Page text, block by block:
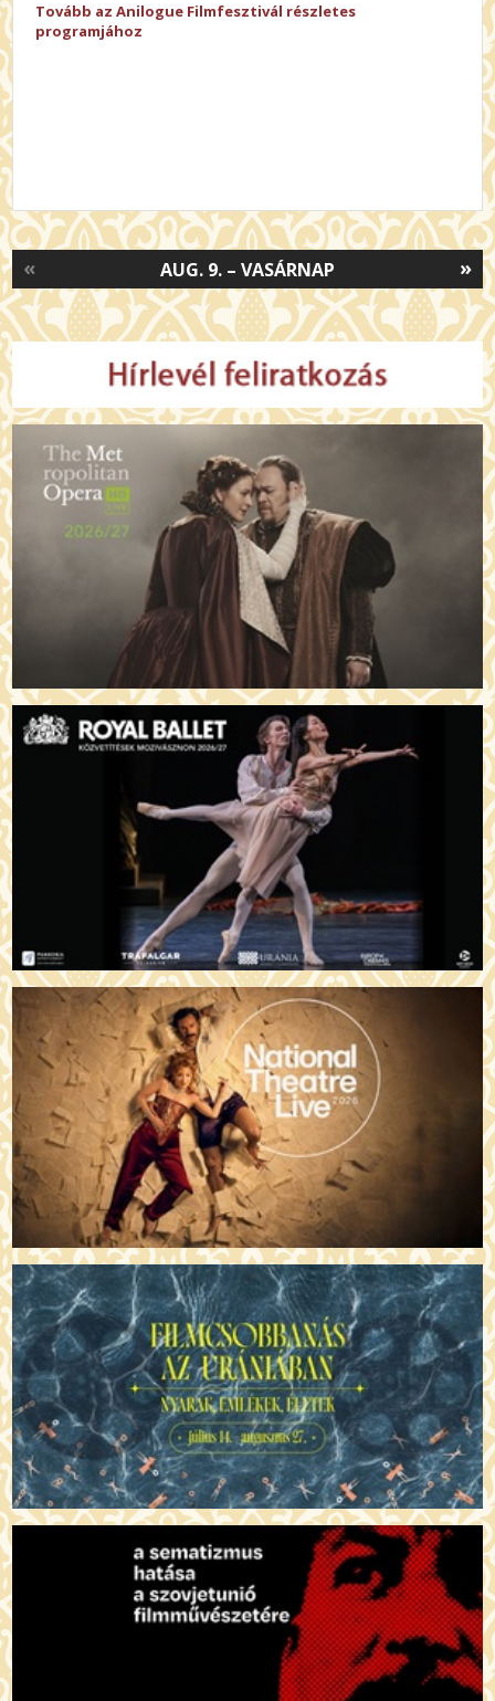
Tovább az Anilogue Filmfesztivál részletes
programjához
»
AUG. 9. – VASÁRNAP
«